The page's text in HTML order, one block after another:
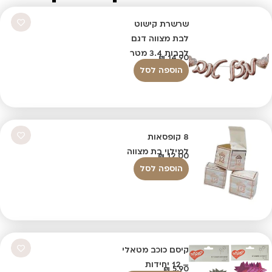
שרשרת קישוט
לבת מצווה דגם
לבבות 3.4 מטר₪14.90
הוספה לסל
8 קופסאות
למילוי בת מצווה
₪12.00
הוספה לסל
קיסם כוכב מטאלי
– 12 יחידות
₪5.90